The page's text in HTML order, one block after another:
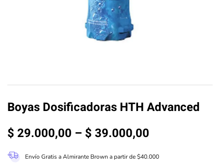
Boyas Dosificadoras HTH Advanced
$ 29.000,00 – $ 39.000,00
Envío Gratis a Almirante Brown a partir de $40.000